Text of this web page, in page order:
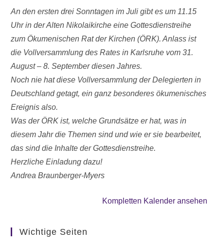
An den ersten drei Sonntagen im Juli gibt es um 11.15
Uhr in der Alten Nikolaikirche eine Gottesdienstreihe
zum Ökumenischen Rat der Kirchen (ÖRK). Anlass ist
die Vollversammlung des Rates in Karlsruhe vom 31.
August – 8. September diesen Jahres.
Noch nie hat diese Vollversammlung der Delegierten in
Deutschland getagt, ein ganz besonderes ökumenisches
Ereignis also.
Was der ÖRK ist, welche Grundsätze er hat, was in
diesem Jahr die Themen sind und wie er sie bearbeitet,
das sind die Inhalte der Gottesdienstreihe.
Herzliche Einladung dazu!
Andrea Braunberger-Myers
Kompletten Kalender ansehen
Wichtige Seiten